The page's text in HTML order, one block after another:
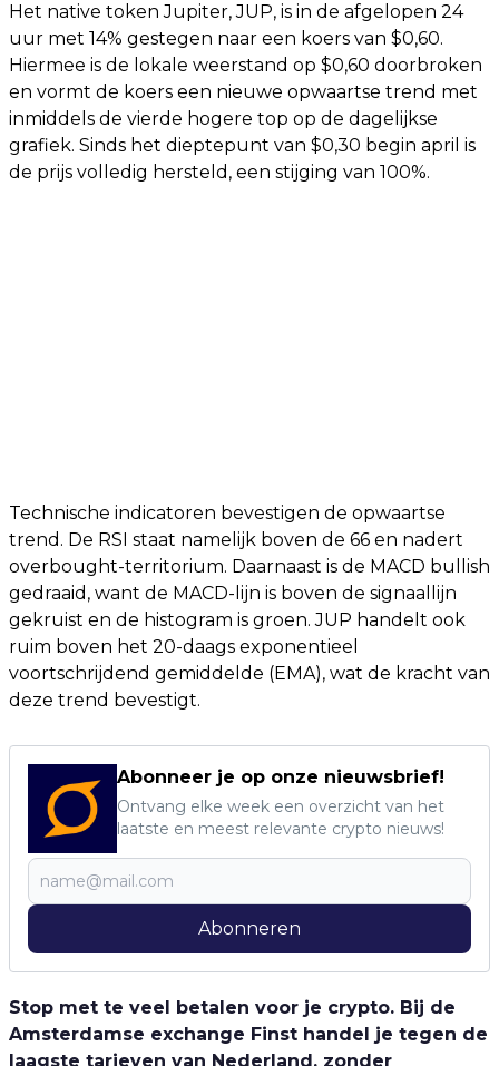
Het native token Jupiter, JUP, is in de afgelopen 24
uur met 14% gestegen naar een koers van $0,60.
Hiermee is de lokale weerstand op $0,60 doorbroken
en vormt de koers een nieuwe opwaartse trend met
inmiddels de vierde hogere top op de dagelijkse
grafiek. Sinds het dieptepunt van $0,30 begin april is
de prijs volledig hersteld, een stijging van 100%.
Technische indicatoren bevestigen de opwaartse
trend. De RSI staat namelijk boven de 66 en nadert
overbought-territorium. Daarnaast is de MACD bullish
gedraaid, want de MACD-lijn is boven de signaallijn
gekruist en de histogram is groen. JUP handelt ook
ruim boven het 20-daags exponentieel
voortschrijdend gemiddelde (EMA), wat de kracht van
deze trend bevestigt.
Abonneer je op onze nieuwsbrief!
Ontvang elke week een overzicht van het
laatste en meest relevante crypto nieuws!
Abonneren
Stop met te veel betalen voor je crypto. Bij de
Amsterdamse exchange Finst handel je tegen de
laagste tarieven van Nederland, zonder